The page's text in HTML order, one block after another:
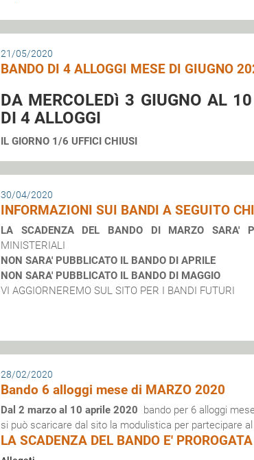
21/05/2020
BANDO DI 4 ALLOGGI MESE DI GIUGNO
DA MERCOLEDì 3 GIUGNO AL
DI 4 ALLOGGI
IL GIORNO 1/6 UFFICI CHIUSI
30/04/2020
INFORMAZIONI SUI BANDI A SEGUITO
LA SCADENZA DEL BANDO DI MARZO SARA'
MINISTERIALI
NON SARA' PUBBLICATO IL BANDO DI APRILE
NON SARA' PUBBLICATO IL BANDO DI MAGGIO
VI AGGIORNEREMO SUL SITO PER I BANDI FUTURI
28/02/2020
Bando 6 alloggi mese di MARZO 2020
Dal 2 marzo al 10 aprile 2020 bando per 6 alloggi
si può scaricare dal sito la modulistica per partecipare
LA SCADENZA DEL BANDO E'